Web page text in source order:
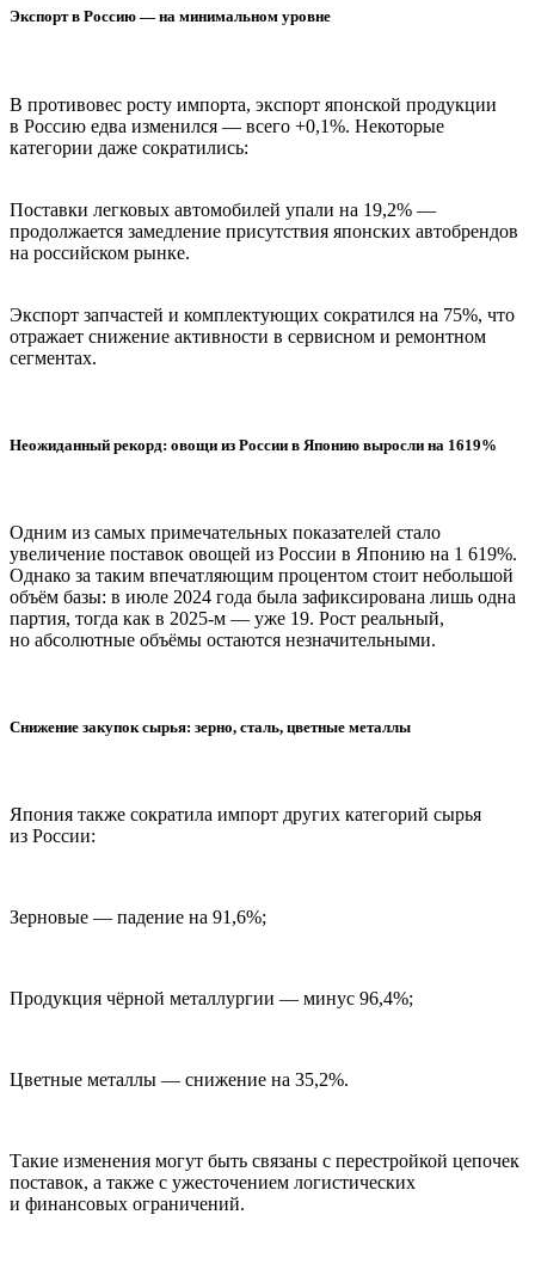
Экспорт в Россию — на минимальном уровне
В противовес росту импорта, экспорт японской продукции
в Россию едва изменился — всего +0,1%. Некоторые
категории даже сократились:
Поставки легковых автомобилей упали на 19,2% —
продолжается замедление присутствия японских автобрендов
на российском рынке.
Экспорт запчастей и комплектующих сократился на 75%, что
отражает снижение активности в сервисном и ремонтном
сегментах.
Неожиданный рекорд: овощи из России в Японию выросли на 1619%
Одним из самых примечательных показателей стало
увеличение поставок овощей из России в Японию на 1 619%.
Однако за таким впечатляющим процентом стоит небольшой
объём базы: в июле 2024 года была зафиксирована лишь одна
партия, тогда как в 2025-м — уже 19. Рост реальный,
но абсолютные объёмы остаются незначительными.
Снижение закупок сырья: зерно, сталь, цветные металлы
Япония также сократила импорт других категорий сырья
из России:
Зерновые — падение на 91,6%;
Продукция чёрной металлургии — минус 96,4%;
Цветные металлы — снижение на 35,2%.
Такие изменения могут быть связаны с перестройкой цепочек
поставок, а также с ужесточением логистических
и финансовых ограничений.